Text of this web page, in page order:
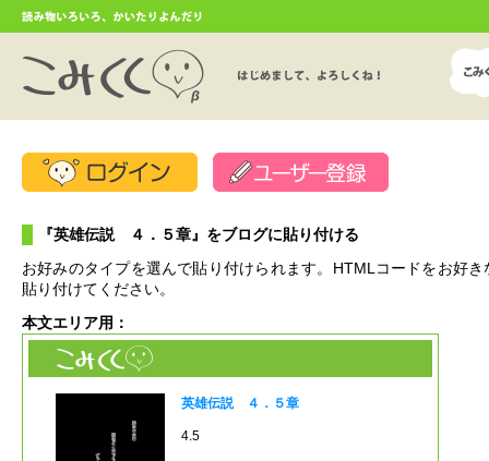
『英雄伝説 ４．５章』をブログに貼り付ける
お好みのタイプを選んで貼り付けられます。HTMLコードをお好き
貼り付けてください。
本文エリア用：